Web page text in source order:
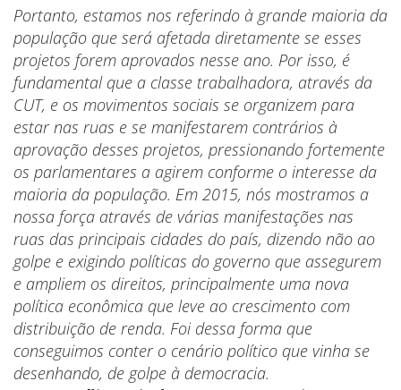
Portanto, estamos nos referindo à grande maioria da
população que será afetada diretamente se esses
projetos forem aprovados nesse ano. Por isso, é
fundamental que a classe trabalhadora, através da
CUT, e os movimentos sociais se organizem para
estar nas ruas e se manifestarem contrários à
aprovação desses projetos, pressionando fortemente
os parlamentares a agirem conforme o interesse da
maioria da população. Em 2015, nós mostramos a
nossa força através de várias manifestações nas
ruas das principais cidades do país, dizendo não ao
golpe e exigindo políticas do governo que assegurem
e ampliem os direitos, principalmente uma nova
política econômica que leve ao crescimento com
distribuição de renda. Foi dessa forma que
conseguimos conter o cenário político que vinha se
desenhando, de golpe à democracia.